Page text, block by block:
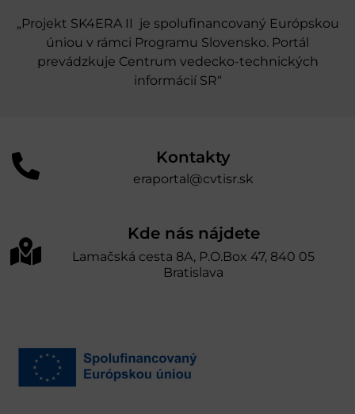
„Projekt SK4ERA II je spolufinancovaný Európskou
úniou v rámci Programu Slovensko. Portál
prevádzkuje Centrum vedecko-technických
informácií SR“
Kontakty
eraportal@cvtisr.sk
Kde nás nájdete
Lamačská cesta 8A, P.O.Box 47, 840 05
Bratislava